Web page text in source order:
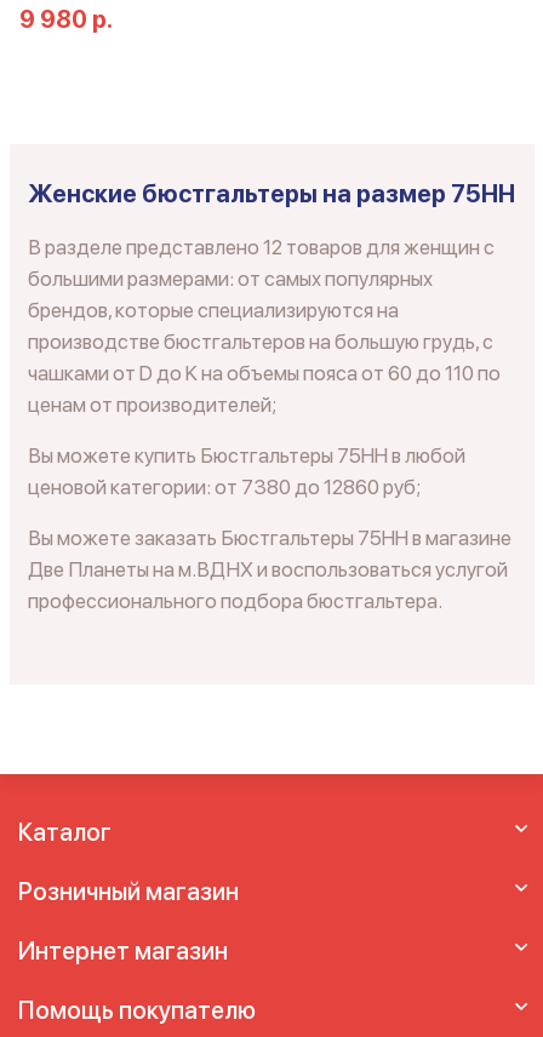
9 980 р.
Женские бюстгальтеры на размер 75HH
В разделе представлено 12 товаров для женщин с
большими размерами: от самых популярных
брендов, которые специализируются на
производстве бюстгальтеров на большую грудь, с
чашками от D до K на объемы пояса от 60 до 110 по
ценам от производителей;
Вы можете купить Бюстгальтеры 75HH в любой
ценовой категории: от 7380 до 12860 руб;
Вы можете заказать Бюстгальтеры 75HH в магазине
Две Планеты на м.ВДНХ и воспользоваться услугой
профессионального подбора бюстгальтера.
Каталог
Розничный магазин
Интернет магазин
Помощь покупателю